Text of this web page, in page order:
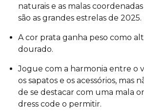
naturais e as malas
são as grandes estrelas de 2025.
A cor prata ganha peso como
dourado.
Jogue com a harmonia entre o
os sapatos e os acessórios, mas
de se destacar com uma mala
dress code o permitir.